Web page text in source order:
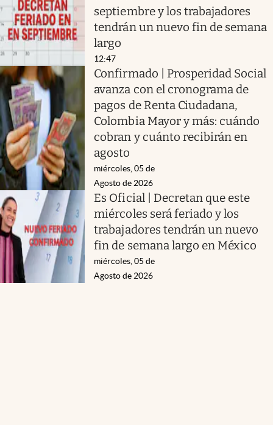
septiembre y los trabajadores
tendrán un nuevo fin de semana
largo
12:47
Confirmado | Prosperidad Social
avanza con el cronograma de
pagos de Renta Ciudadana,
Colombia Mayor y más: cuándo
cobran y cuánto recibirán en
agosto
miércoles, 05 de
Agosto de 2026
Es Oficial | Decretan que este
miércoles será feriado y los
trabajadores tendrán un nuevo
fin de semana largo en México
miércoles, 05 de
Agosto de 2026